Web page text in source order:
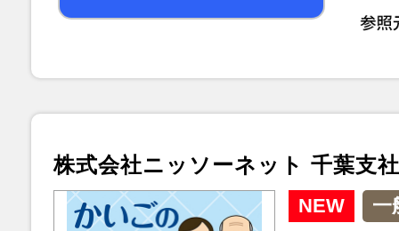
株式会社ニッソーネット 千葉支社
NEW 一